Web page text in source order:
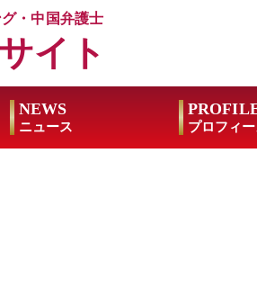
・中国弁護士
イト
NEWS
ニュース プロフィ